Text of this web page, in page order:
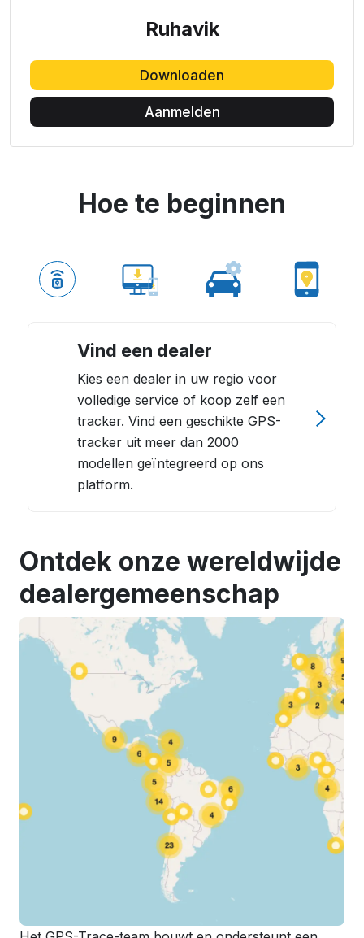
Ruhavik
Downloaden
Aanmelden
Hoe te beginnen
Vind een dealer
Kies een dealer in uw regio voor
volledige service of koop zelf een
tracker. Vind een geschikte GPS-
tracker uit meer dan 2000
modellen geïntegreerd op ons
platform.
Ontdek onze wereldwijde
dealergemeenschap